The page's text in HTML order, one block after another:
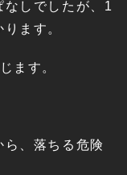
しでしたが、1
ます。
ます。
、落ちる危険